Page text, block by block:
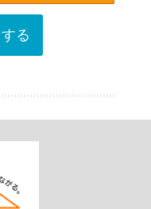
る